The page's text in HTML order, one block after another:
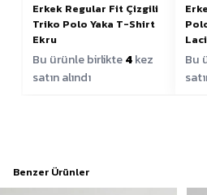
Erkek Regular Fit Çizgili
Triko Polo Yaka T-Shirt
Ekru
Bu ürünle birlikte4kez
satın alındı
Bu
Benzer Ürünler